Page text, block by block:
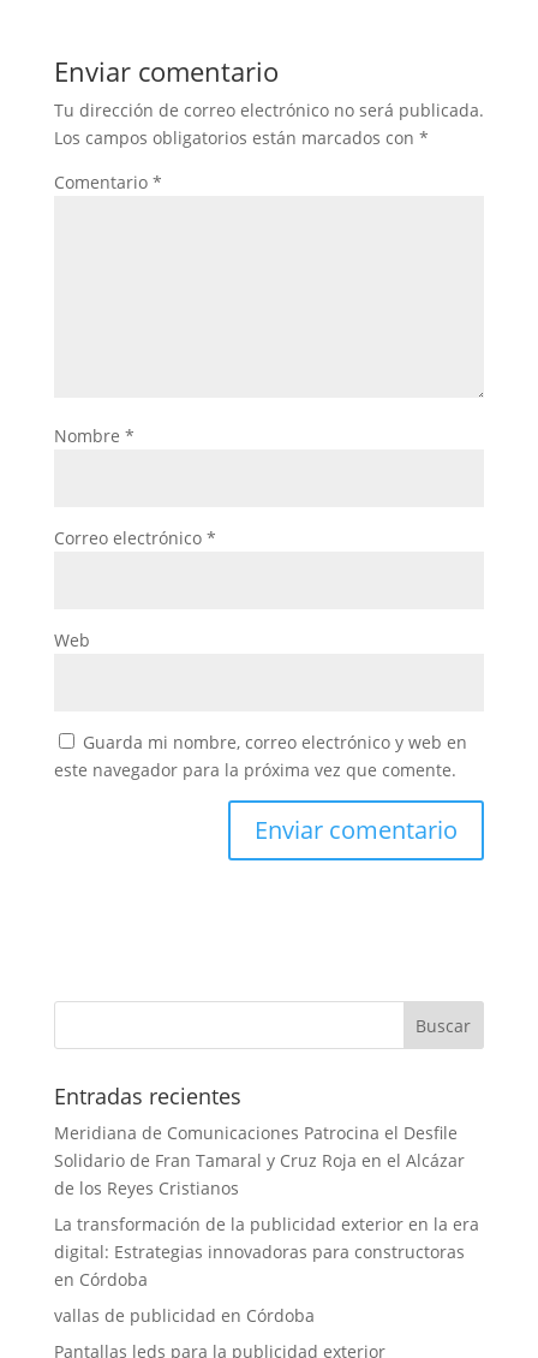
Enviar comentario
Tu dirección de correo electrónico no será publicada.
Los campos obligatorios están marcados con *
Comentario *
Nombre *
Correo electrónico *
Web
Guarda mi nombre, correo electrónico y web en
este navegador para la próxima vez que comente.
Entradas recientes
Meridiana de Comunicaciones Patrocina el Desfile
Solidario de Fran Tamaral y Cruz Roja en el Alcázar
de los Reyes Cristianos
La transformación de la publicidad exterior en la era
digital: Estrategias innovadoras para constructoras
en Córdoba
vallas de publicidad en Córdoba
Pantallas leds para la publicidad exterior